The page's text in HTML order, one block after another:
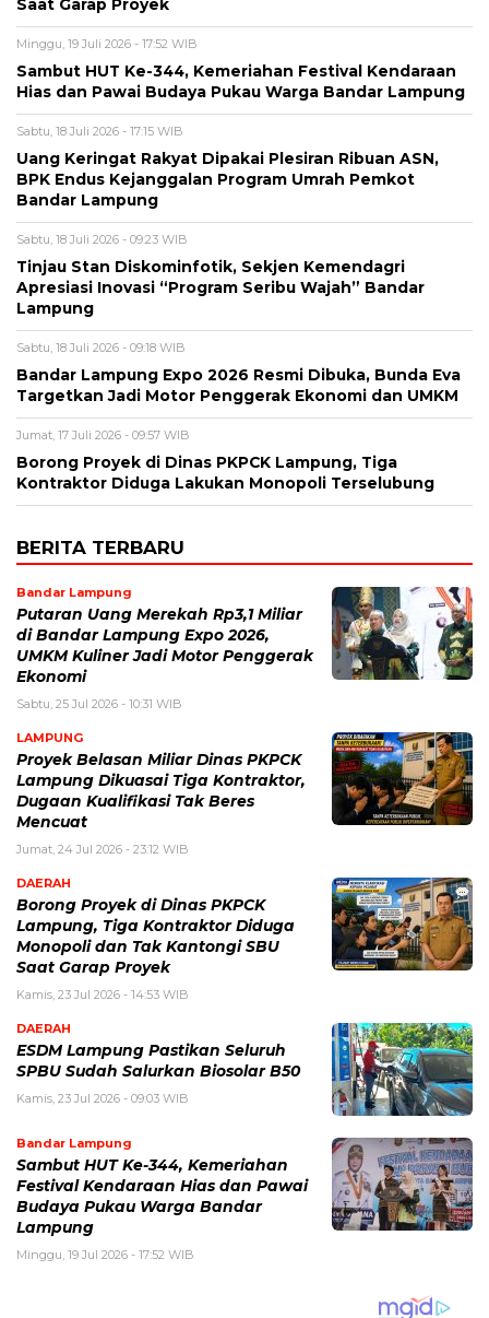
Saat Garap Proyek
Minggu, 19 Juli 2026 - 17:52 WIB
Sambut HUT Ke-344, Kemeriahan Festival Kendaraan
Hias dan Pawai Budaya Pukau Warga Bandar Lampung
Sabtu, 18 Juli 2026 - 17:15 WIB
Uang Keringat Rakyat Dipakai Plesiran Ribuan ASN,
BPK Endus Kejanggalan Program Umrah Pemkot
Bandar Lampung
Sabtu, 18 Juli 2026 - 09:23 WIB
Tinjau Stan Diskominfotik, Sekjen Kemendagri
Apresiasi Inovasi “Program Seribu Wajah” Bandar
Lampung
Sabtu, 18 Juli 2026 - 09:18 WIB
Bandar Lampung Expo 2026 Resmi Dibuka, Bunda Eva
Targetkan Jadi Motor Penggerak Ekonomi dan UMKM
Jumat, 17 Juli 2026 - 09:57 WIB
Borong Proyek di Dinas PKPCK Lampung, Tiga
Kontraktor Diduga Lakukan Monopoli Terselubung
BERITA TERBARU
Bandar Lampung
Putaran Uang Merekah Rp3,1 Miliar
di Bandar Lampung Expo 2026,
UMKM Kuliner Jadi Motor Penggerak
Ekonomi
Sabtu, 25 Jul 2026 - 10:31 WIB
LAMPUNG
Proyek Belasan Miliar Dinas PKPCK
Lampung Dikuasai Tiga Kontraktor,
Dugaan Kualifikasi Tak Beres
Mencuat
Jumat, 24 Jul 2026 - 23:12 WIB
DAERAH
Borong Proyek di Dinas PKPCK
Lampung, Tiga Kontraktor Diduga
Monopoli dan Tak Kantongi SBU
Saat Garap Proyek
Kamis, 23 Jul 2026 - 14:53 WIB
DAERAH
ESDM Lampung Pastikan Seluruh
SPBU Sudah Salurkan Biosolar B50
Kamis, 23 Jul 2026 - 09:03 WIB
Bandar Lampung
Sambut HUT Ke-344, Kemeriahan
Festival Kendaraan Hias dan Pawai
Budaya Pukau Warga Bandar
Lampung
Minggu, 19 Jul 2026 - 17:52 WIB